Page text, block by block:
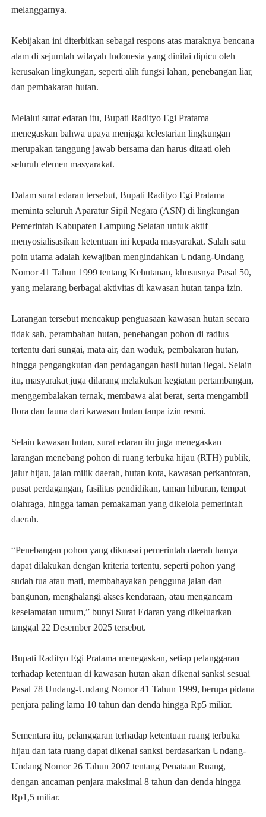
melanggarnya.
Kebijakan ini diterbitkan sebagai respons atas maraknya bencana
alam di sejumlah wilayah Indonesia yang dinilai dipicu oleh
kerusakan lingkungan, seperti alih fungsi lahan, penebangan liar,
dan pembakaran hutan.
Melalui surat edaran itu, Bupati Radityo Egi Pratama
menegaskan bahwa upaya menjaga kelestarian lingkungan
merupakan tanggung jawab bersama dan harus ditaati oleh
seluruh elemen masyarakat.
Dalam surat edaran tersebut, Bupati Radityo Egi Pratama
meminta seluruh Aparatur Sipil Negara (ASN) di lingkungan
Pemerintah Kabupaten Lampung Selatan untuk aktif
menyosialisasikan ketentuan ini kepada masyarakat. Salah satu
poin utama adalah kewajiban mengindahkan Undang-Undang
Nomor 41 Tahun 1999 tentang Kehutanan, khususnya Pasal 50,
yang melarang berbagai aktivitas di kawasan hutan tanpa izin.
Larangan tersebut mencakup penguasaan kawasan hutan secara
tidak sah, perambahan hutan, penebangan pohon di radius
tertentu dari sungai, mata air, dan waduk, pembakaran hutan,
hingga pengangkutan dan perdagangan hasil hutan ilegal. Selain
itu, masyarakat juga dilarang melakukan kegiatan pertambangan,
menggembalakan ternak, membawa alat berat, serta mengambil
flora dan fauna dari kawasan hutan tanpa izin resmi.
Selain kawasan hutan, surat edaran itu juga menegaskan
larangan menebang pohon di ruang terbuka hijau (RTH) publik,
jalur hijau, jalan milik daerah, hutan kota, kawasan perkantoran,
pusat perdagangan, fasilitas pendidikan, taman hiburan, tempat
olahraga, hingga taman pemakaman yang dikelola pemerintah
daerah.
“Penebangan pohon yang dikuasai pemerintah daerah hanya
dapat dilakukan dengan kriteria tertentu, seperti pohon yang
sudah tua atau mati, membahayakan pengguna jalan dan
bangunan, menghalangi akses kendaraan, atau mengancam
keselamatan umum,” bunyi Surat Edaran yang dikeluarkan
tanggal 22 Desember 2025 tersebut.
Bupati Radityo Egi Pratama menegaskan, setiap pelanggaran
terhadap ketentuan di kawasan hutan akan dikenai sanksi sesuai
Pasal 78 Undang-Undang Nomor 41 Tahun 1999, berupa pidana
penjara paling lama 10 tahun dan denda hingga Rp5 miliar.
Sementara itu, pelanggaran terhadap ketentuan ruang terbuka
hijau dan tata ruang dapat dikenai sanksi berdasarkan Undang-
Undang Nomor 26 Tahun 2007 tentang Penataan Ruang,
dengan ancaman penjara maksimal 8 tahun dan denda hingga
Rp1,5 miliar.